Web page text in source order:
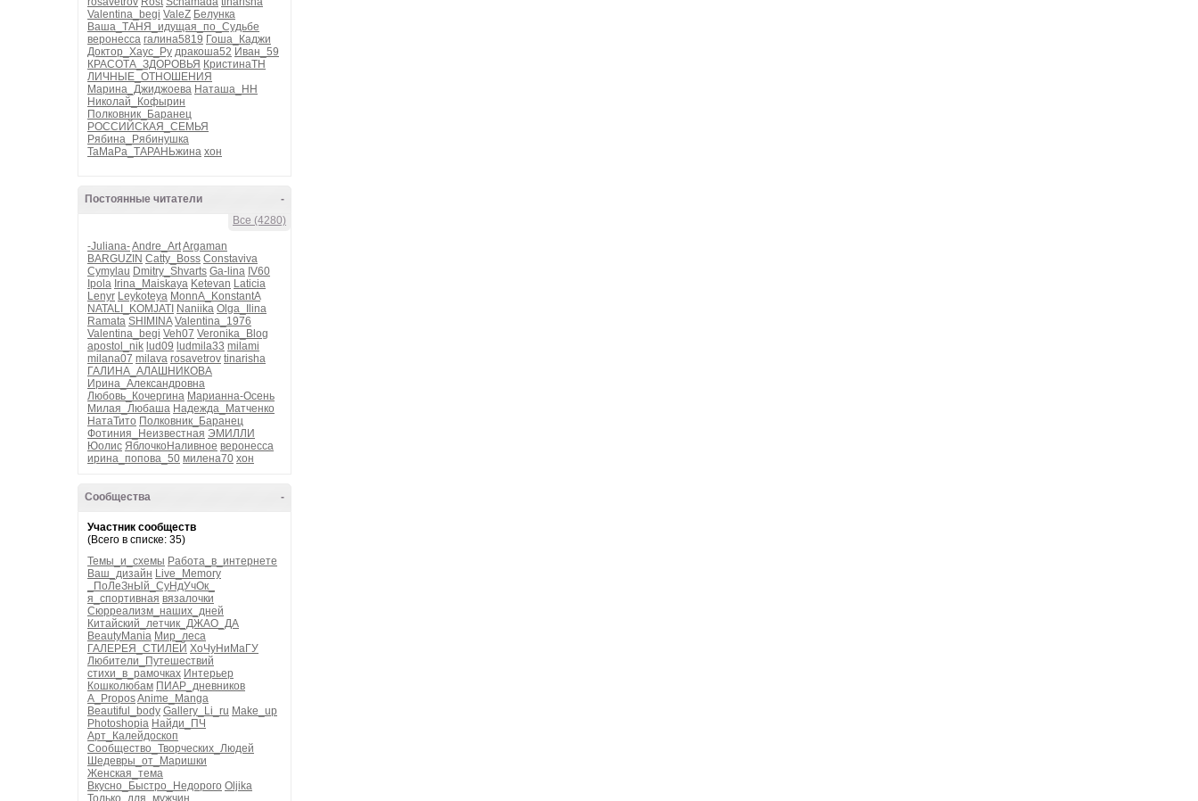
Valentina_begi ValeZ Белунка
Ваша_ТАНЯ_идущая_по_Судьбе
веронесса галина5819 Гоша_Каджи
Доктор_Хаус_Ру дракоша52 Иван_59
КРАСОТА_ЗДОРОВЬЯ КристинаТН
ЛИЧНЫЕ_ОТНОШЕНИЯ
Марина_Джиджоева Наташа_НН
Николай_Кофырин
Полковник_Баранец
РОССИЙСКАЯ_СЕМЬЯ
Рябина_Рябинушка
ТаМаРа_ТАРАНЬжина хон
-
Постоянные читатели
Все (4280)
-Juliana-Andre_ArtArgaman
BARGUZIN Catty_Boss Constaviva
Cymylau Dmitry_Shvarts Ga-lina IV60
Ipola Irina_Maiskaya Ketevan Laticia
Lenyr Leykoteya MonnA_KonstantA
NATALI_KOMJATI Naniika Olga_Ilina
Ramata SHIMINA Valentina_1976
Valentina_begi Veh07 Veronika_Blog
apostol_nik lud09 ludmila33 milami
milana07 milava rosavetrov tinarisha
ГАЛИНА_АЛАШНИКОВА
Ирина_Александровна
Любовь_Кочергина Марианна-Осень
Милая_Любаша Надежда_Матченко
НатаТито Полковник_Баранец
Фотиния_Неизвестная ЭМИЛЛИ
Юолис ЯблочкоНаливное веронесса
ирина_попова_50 милена70 хон
-
Сообщества
Участник сообществ
(Всего в списке: 35)
Темы_и_схемы Работа_в_интернете
Ваш_дизайн Live_Memory
_ПоЛеЗнЫй_СуНдУчОк_
я_спортивная вязалочки
Сюрреализм_наших_дней
Китайский_летчик_ДЖАО_ДА
BeautyMania Мир_леса
ГАЛЕРЕЯ_СТИЛЕЙ ХоЧуНиМаГУ
Любители_Путешествий
стихи_в_рамочках Интерьер
Кошколюбам ПИАР_дневников
A_ProposAnime_Manga
Beautiful_body Gallery_Li_ru Make_up
Photoshopia Найди_ПЧ
Арт_Калейдоскоп
Сообщество_Творческих_Людей
Шедевры_от_Маришки
Женская_тема
Вкусно_Быстро_Недорого Oljika
Только_для_мужчин